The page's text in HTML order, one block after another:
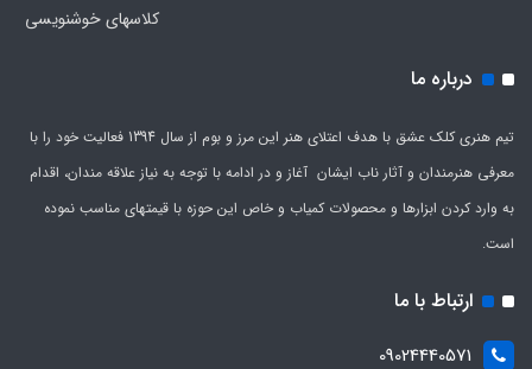
کلاسهای خوشنویسی
درباره ما
تیم هنری کلک عشق با هدف اعتلای هنر این مرز و بوم از سال 1394 فعالیت خود را با
معرفی هنرمندان و آثار ناب ایشان آغاز و در ادامه با توجه به نیاز علاقه مندان، اقدام
به وارد کردن ابزارها و محصولات کمیاب و خاص این حوزه با قیمتهای مناسب نموده
است.
ارتباط با ما
09024440571